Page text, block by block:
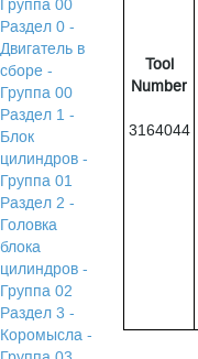
Группа 00
Раздел 0 -
Двигатель в
сборе -
Группа 00
Раздел 1 -
Блок
цилиндров -
Группа 01
Раздел 2 -
Головка
блока
цилиндров -
Группа 02
Раздел 3 -
Коромысла -
Tool
Number
3164044